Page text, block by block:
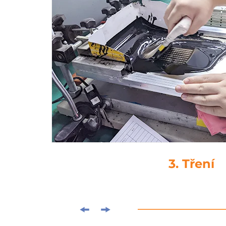
4. Drop-